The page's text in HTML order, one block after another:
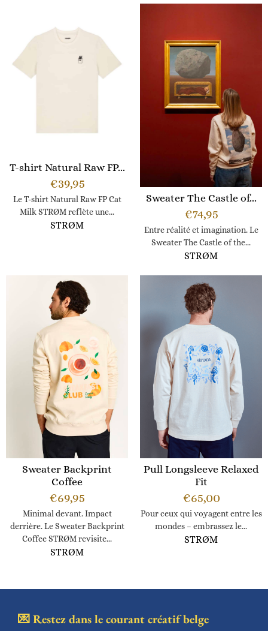
T-shirt Natural Raw FP...
€39,95
Le T-shirt Natural Raw FP Cat
Milk STRØM reflète une...
STRØM
Sweater The Castle of...
€74,95
Entre réalité et imagination. Le
Sweater The Castle of the...
STRØM
Sweater Backprint
Coffee
€69,95
Minimal devant. Impact
derrière. Le Sweater Backprint
Coffee STRØM revisite...
STRØM
Pull Longsleeve Relaxed
Fit
€65,00
Pour ceux qui voyagent entre les
mondes – embrassez le...
STRØM
💌 Restez dans le courant créatif belge